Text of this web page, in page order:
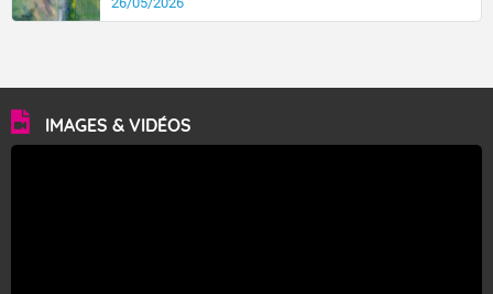
IMAGES & VIDÉOS